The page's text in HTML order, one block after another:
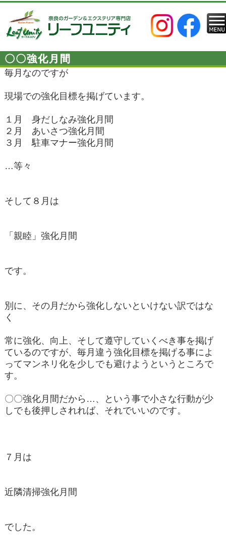
〇〇強化月間
毎月なのですが
現場での強化目標を掲げています。
１月 身だしなみ強化月間
２月 あいさつ強化月間
３月 駐車マナー強化月間
…等々
そして８月は
「親睦」強化月間
です。
別に、その月だから強化しないといけない訳ではな
く
常に強化、向上、そして遵守していくべき事を掲げ
ているのですが、毎月違う強化目標を掲げる事によ
ってマンネリ化を少しでも避けようというところで
す。
〇〇強化月間だから…、という事で小さな行動が少
しでも後押しされれば、それでいいのです。
７月は
近隣清掃強化月間
でした。